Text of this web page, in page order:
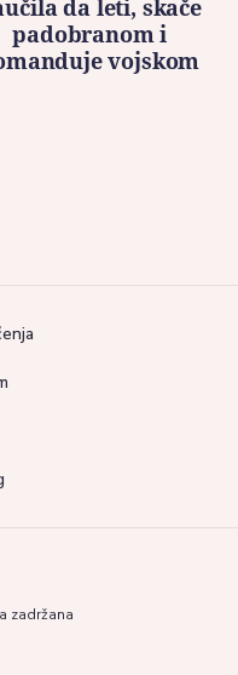
da leti, skače
padobranom i
vojskom
zadržana